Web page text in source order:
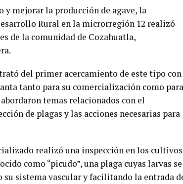
mejorar la producción de agave, la
Rural en la microrregión 12 realizó
de la comunidad de Cozahuatla,
del primer acercamiento de este tipo con
tanto para su comercialización como para
temas relacionados con el
de plagas y las acciones necesarias para
realizó una inspección en los cultivos
como “picudo”, una plaga cuyas larvas se
sistema vascular y facilitando la entrada